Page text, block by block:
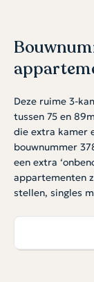
Deze ruime 3-
tussen 75 en
die extra kamer
bouwnummer
een extra
appartementen
stellen, singles
3-kamer
inpandig